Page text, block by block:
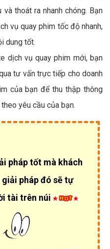
và thoát ra nhanh chóng. Bạn
vụ quay phim tốc độ nhanh,
dung tốt.
dịch vụ quay phim mới, bạn
tư vấn trực tiếp cho doanh
của bạn để thu thập thông
yêu cầu của bạn.
pháp tốt mà khách
pháp đó sẽ tự
tài trên núi